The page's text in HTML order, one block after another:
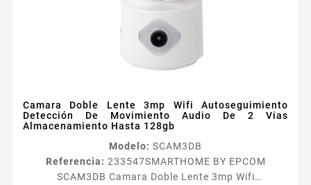
Camara Doble Lente 3mp Wifi Autoseguimiento
Detección De Movimiento Audio De 2 Vias
Almacenamiento Hasta 128gb
Modelo: SCAM3DB
Referencia: 233547SMARTHOME BY EPCOM
SCAM3DB Camara Doble Lente 3mp Wifi